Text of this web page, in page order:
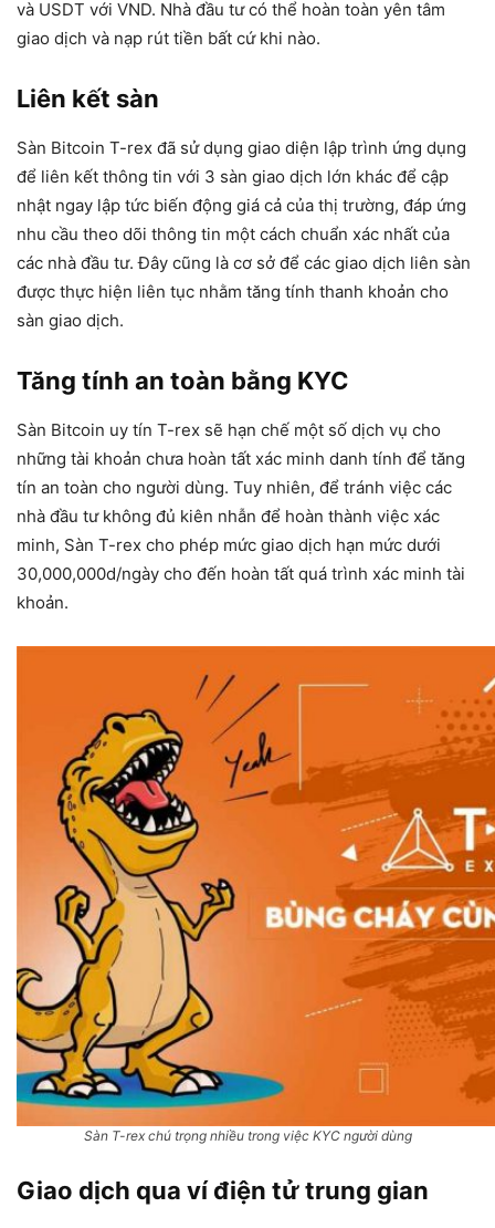
và USDT với VND. Nhà đầu tư có thể hoàn toàn yên tâm
giao dịch và nạp rút tiền bất cứ khi nào.
Liên kết sàn
Sàn Bitcoin T-rex đã sử dụng giao diện lập trình ứng dụng
để liên kết thông tin với 3 sàn giao dịch lớn khác để cập
nhật ngay lập tức biến động giá cả của thị trường, đáp ứng
nhu cầu theo dõi thông tin một cách chuẩn xác nhất của
các nhà đầu tư. Đây cũng là cơ sở để các giao dịch liên sàn
được thực hiện liên tục nhằm tăng tính thanh khoản cho
sàn giao dịch.
Tăng tính an toàn bằng KYC
Sàn Bitcoin uy tín T-rex sẽ hạn chế một số dịch vụ cho
những tài khoản chưa hoàn tất xác minh danh tính để tăng
tín an toàn cho người dùng. Tuy nhiên, để tránh việc các
nhà đầu tư không đủ kiên nhẫn để hoàn thành việc xác
minh, Sàn T-rex cho phép mức giao dịch hạn mức dưới
30,000,000d/ngày cho đến hoàn tất quá trình xác minh tài
khoản.
Sàn T-rex chú trọng nhiều trong việc KYC người dùng
Giao dịch qua ví điện tử trung gian